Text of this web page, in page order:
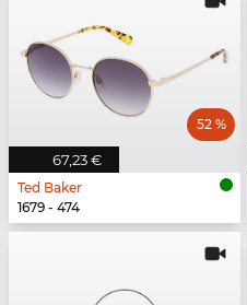
67,23 €
52 %
Ted Baker
1679 - 474